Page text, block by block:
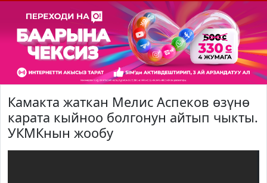
Камакта жаткан Мелис Аспеков өзүнө
карата кыйноо болгонун айтып чыкты.
УКМКнын жообу